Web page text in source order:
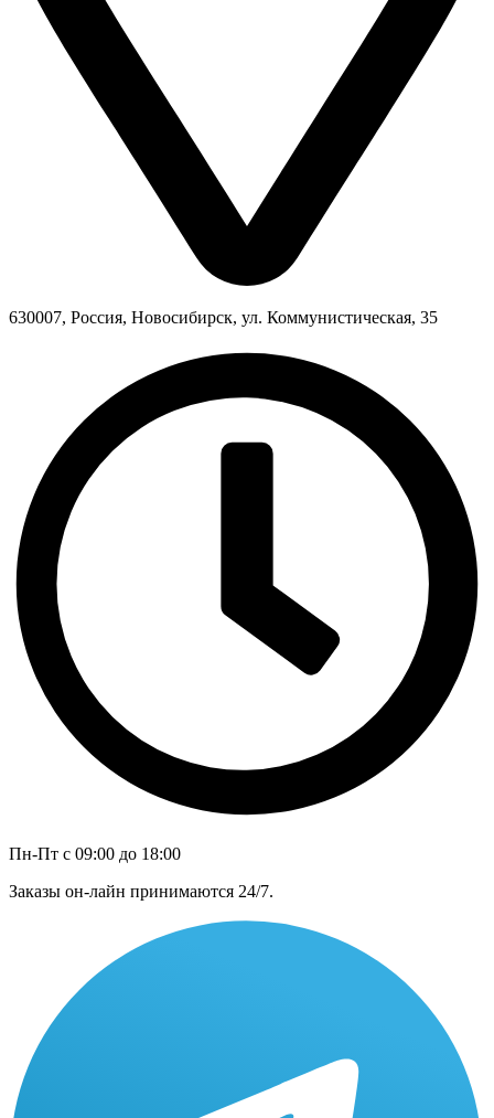
630007, Россия, Новосибирск, ул. Коммунистическая, 35
Пн-Пт с 09:00 до 18:00
Заказы он-лайн принимаются 24/7.